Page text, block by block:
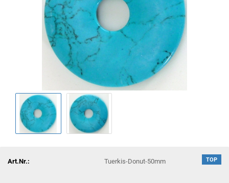
TOP
Art.Nr.: Tuerkis-Donut-50mm